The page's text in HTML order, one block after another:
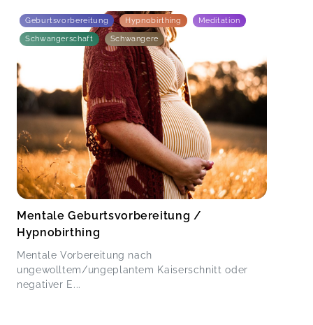
Geburtsvorbereitung Hypnobirthing Meditation
Schwangerschaft Schwangere
Mentale Geburtsvorbereitung /
Hypnobirthing
Mentale Vorbereitung nach
ungewolltem/ungeplantem Kaiserschnitt oder
negativer E...